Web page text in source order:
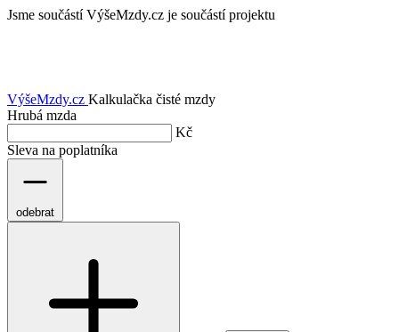
Jsme součástí VýšeMzdy.cz je součástí projektu
VýšeMzdy.cz Kalkulačka čisté mzdy
Hrubá mzda
Kč
Sleva na poplatníka
odebrat